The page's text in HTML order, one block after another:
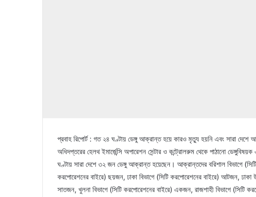
প্রবাহ রিপোর্ট : গত ২৪ ঘণ্টায় ডেঙ্গু আক্রান্ত হয়ে কারও মৃত্যু হয়নি এবং সারা
অধিদপ্তরের হেলথ ইমার্জেন্সি অপারেশন সেন্টার ও কন্ট্রোলরুম থেকে পাঠানো
ঘণ্টায় সারা দেশে ৩২ জন ডেঙ্গু আক্রান্ত হয়েছেন। আক্রান্তদের বরিশাল বিভাগে
করপোরেশনের বাইরে) ছয়জন, ঢাকা বিভাগে (সিটি করপোরেশনের বাইরে) আটজন, ঢাকা
সাতজন, খুলনা বিভাগে (সিটি করপোরেশনের বাইরে) একজন, রাজশাহী বিভাগে (সিটি